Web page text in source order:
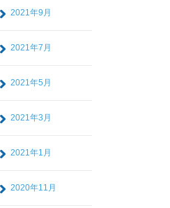
2021年9月
2021年7月
2021年5月
2021年3月
2021年1月
2020年11月